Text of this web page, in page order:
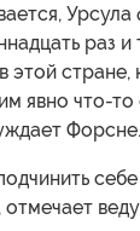
раз и
этой
явно что-
Форсне.